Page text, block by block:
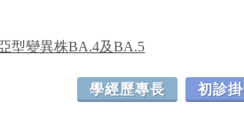
型變異株BA.4及BA.5
學經歷專長 初診